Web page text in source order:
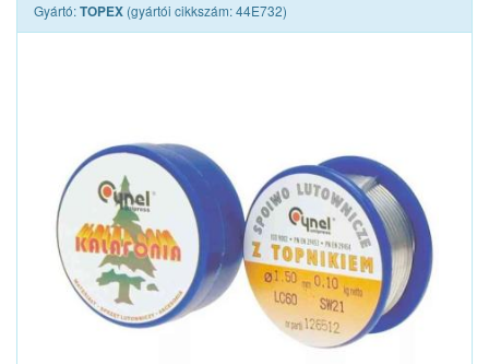
Gyártó:TOPEX (gyártói cikkszám: 44E732)